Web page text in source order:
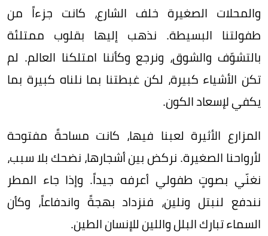
والمحلات الصغيرة خلف الشارع، كانت جزءاً من
طفولتنا البسيطة. نذهب إليها بقلوب ممتلئة
بالتشوّف والشوق، ونرجع وكأننا امتلكنا العالم. لم
تكن الأشياء كبيرة، لكن غبطتنا بما نلناه كبيرة بما
يكفي لإسعاد الكون.
المزارع الأثيرة لعبنا فيها، كانت مساحةً مفتوحة
لأرواحنا الصغيرة. نركض بين أشجارها، نضحك بلا سبب،
نغنّي بصوتٍ طفولي أعرفه جيداً. وإذا جاء المطر
نندفع لنبتل ونلين، فنزداد بهجةً واندفاعاً، وكأن
السماء تبارك البلل واللين للإنسان الطين.